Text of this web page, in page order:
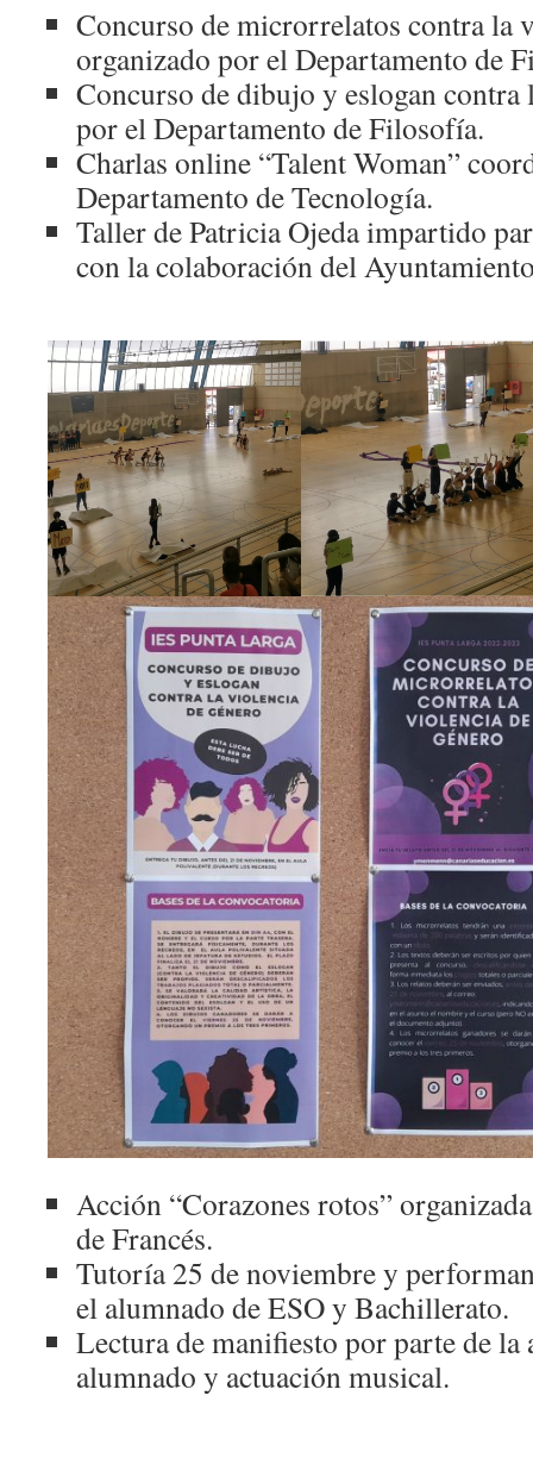
Concurso de microrrelatos contra la
organizado por el Departamento de
Concurso de dibujo y eslogan contra
por el Departamento de Filosofía.
Charlas online “Talent Woman”
Departamento de Tecnología.
Taller de Patricia Ojeda impartido
con la colaboración del
Acción “Corazones rotos”
de Francés.
Tutoría 25 de noviembre y
el alumnado de ESO y Bachillerato.
Lectura de manifiesto por parte de la
alumnado y actuación musical.